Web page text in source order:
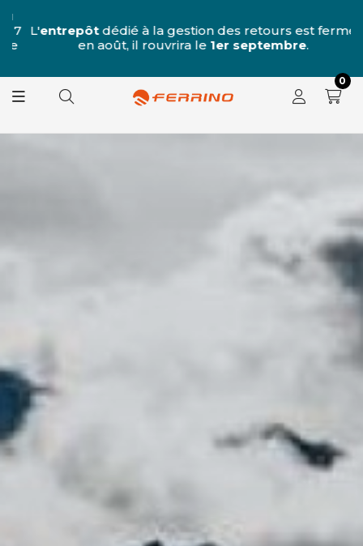
L' entrepôtdédié à la gestion des retours est fermé
en août, il rouvrira le1er septembre.
0